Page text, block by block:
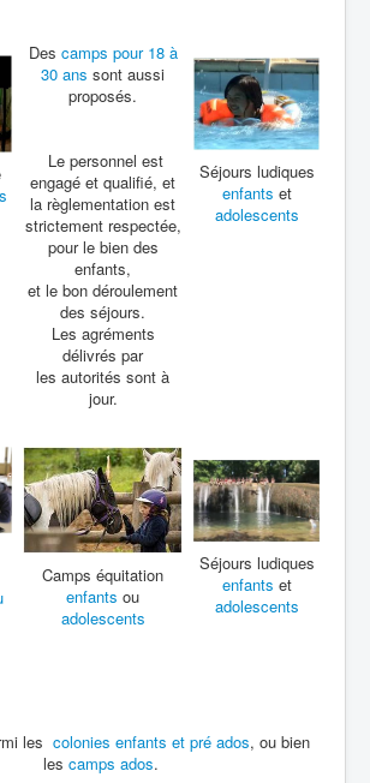
Des camps pour 18 à
30 ans sont aussi
proposés.
Le personnel est
engagé et qualifié, et
la règlementation est
strictement respectée,
pour le bien des
enfants,
et le bon déroulement
des séjours.
Les agréments
délivrés par
les autorités sont à
jour.
Séjours ludiques
enfants et
adolescents
Camps équitation
enfants ou
adolescents
Séjours ludiques
enfants et
adolescents
les colonies enfants et pré ados, ou bien
les camps ados.